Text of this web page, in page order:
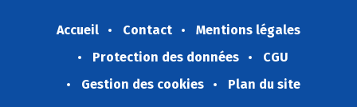
Accueil Contact
Mentions légales
Protection des données
CGU
Gestion des cookies
Plan du site